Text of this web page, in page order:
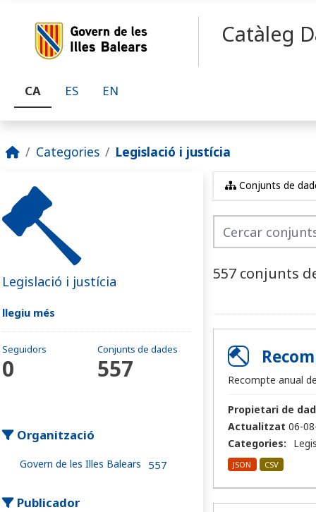
Catàleg
CA ES EN
Categories Legislació i justícia
Legislació i justícia
llegiu més
Seguidors
0
Conjunts de dades
557
Organització
Govern de les Illes Balears 557
Publicador
Conjunts de
557 conjunts
Recompte anual
Propietari de
Actualitzat 06-
Categories:
JSON CSV